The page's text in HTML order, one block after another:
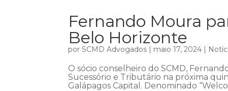
Fernando Moura
Belo Horizonte
porSCMD Advogados | maio 17, 2024 |
O sócio conselheiro do SCMD,
Sucessório e Tributário na próxima
Galápagos Capital. Denominado